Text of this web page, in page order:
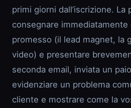
primi giorni dall’iscrizione. La
consegnare
promesso (il lead magnet, la
video) e presentare
seconda email, inviata un
evidenziare un problema
cliente e mostrare come la